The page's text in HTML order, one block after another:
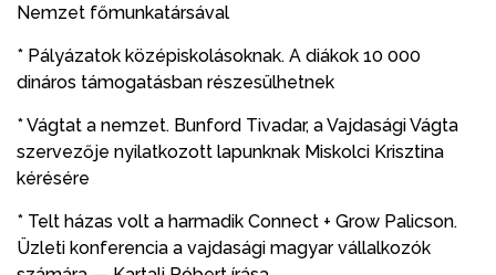
Nemzet főmunkatársával
* Pályázatok középiskolásoknak. A diákok 10 000
dináros támogatásban részesülhetnek
* Vágtat a nemzet. Bunford Tivadar, a Vajdasági Vágta
szervezője nyilatkozott lapunknak Miskolci Krisztina
kérésére
* Telt házas volt a harmadik Connect + Grow Palicson.
Üzleti konferencia a vajdasági magyar vállalkozók